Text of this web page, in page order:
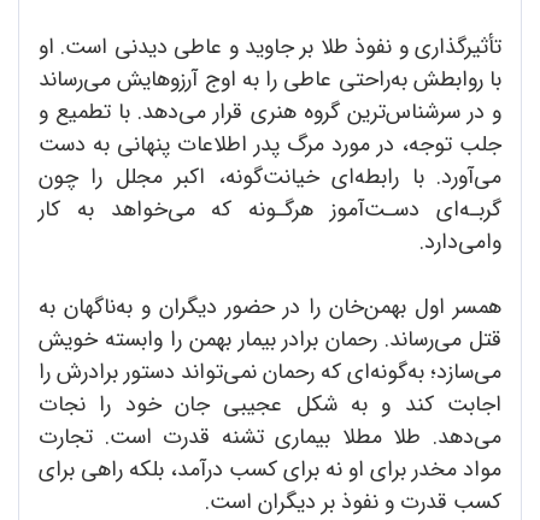
تأثیرگذاری و نفوذ طلا بر جاوید و عاطی دیدنی است. او
با روابطش به‌راحتی عاطی را به اوج آرزوهایش می‌رساند
و در سرشناس‌ترین گروه هنری قرار می‌دهد. با تطمیع و
جلب توجه، در مورد مرگ پدر اطلاعات پنهانی به دست
می‌آورد. با رابطه‌ای خیانت‌گونه، اکبر مجلل را چون
گربـه‌ای دسـت‌آموز هرگـونه که می‌خواهد به کار
وا‌می‌دارد.
همسر اول بهمن‌خان را در حضور دیگران و به‌ناگهان به
قتل می‌رساند. رحمان برادر بیمار بهمن را وابسته خویش
می‌سازد؛ به‌گونه‌ای که رحمان نمی‌تواند دستور برادرش را
اجابت کند و به شکل عجیبی جان خود را نجات
می‌دهد. طلا مطلا بیماری تشنه قدرت است. تجارت
مواد مخدر برای او نه برای کسب درآمد، بلکه راهی برای
کسب قدرت و نفوذ بر دیگران است.